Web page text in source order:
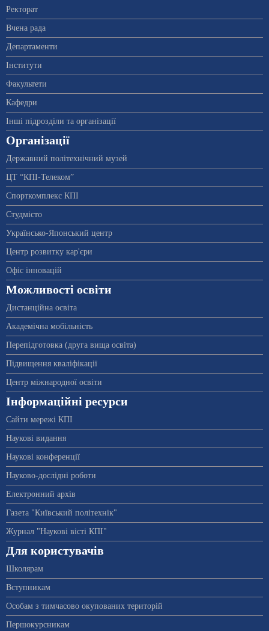
Ректорат
Вчена рада
Департаменти
Інститути
Факультети
Кафедри
Інші підрозділи та організації
Організації
Державний політехнічний музей
ЦТ “КПІ-Телеком”
Спорткомплекс КПІ
Студмісто
Українсько-Японський центр
Центр розвитку кар'єри
Офіс інновацій
Можливості освіти
Дистанційна освіта
Академічна мобільність
Перепідготовка (друга вища освіта)
Підвищення кваліфікації
Центр міжнародної освіти
Інформаційні ресурси
Сайти мережі КПІ
Наукові видання
Наукові конференції
Науково-дослідні роботи
Електронний архів
Газета "Київський політехнік"
Журнал "Наукові вісті КПІ"
Для користувачів
Школярам
Вступникам
Особам з тимчасово окупованих територій
Першокурсникам